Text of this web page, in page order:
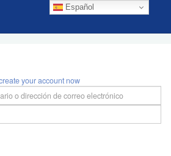
Español
your account now